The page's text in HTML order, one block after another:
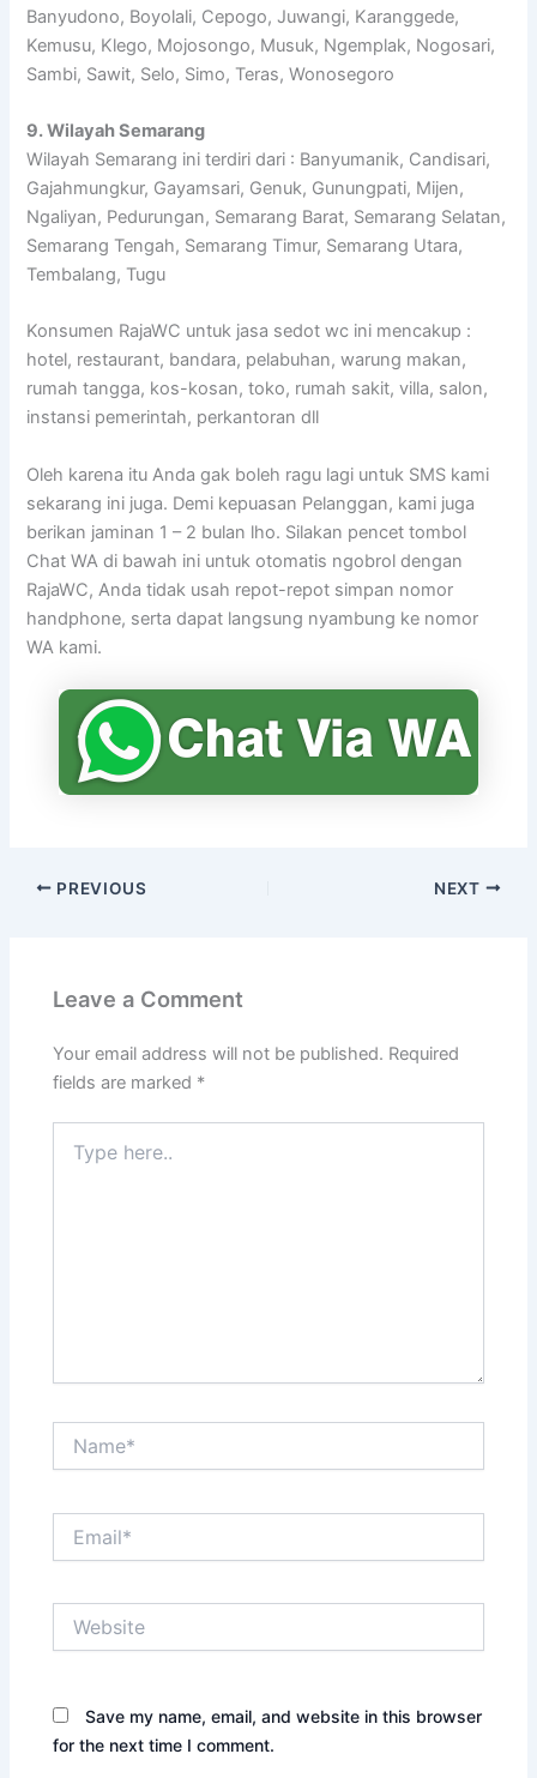
Banyudono, Boyolali, Cepogo, Juwangi, Karanggede,
Kemusu, Klego, Mojosongo, Musuk, Ngemplak, Nogosari,
Sambi, Sawit, Selo, Simo, Teras, Wonosegoro
9. Wilayah Semarang
Wilayah Semarang ini terdiri dari : Banyumanik, Candisari,
Gajahmungkur, Gayamsari, Genuk, Gunungpati, Mijen,
Ngaliyan, Pedurungan, Semarang Barat, Semarang Selatan,
Semarang Tengah, Semarang Timur, Semarang Utara,
Tembalang, Tugu
Konsumen RajaWC untuk jasa sedot wc ini mencakup :
hotel, restaurant, bandara, pelabuhan, warung makan,
rumah tangga, kos-kosan, toko, rumah sakit, villa, salon,
instansi pemerintah, perkantoran dll
Oleh karena itu Anda gak boleh ragu lagi untuk SMS kami
sekarang ini juga. Demi kepuasan Pelanggan, kami juga
berikan jaminan 1 – 2 bulan lho. Silakan pencet tombol
Chat WA di bawah ini untuk otomatis ngobrol dengan
RajaWC, Anda tidak usah repot-repot simpan nomor
handphone, serta dapat langsung nyambung ke nomor
WA kami.
PREVIOUS NEXT
Leave a Comment
Your email address will not be published. Required
fields are marked *
here..
Save my name, email, and website in this browser
for the next time I comment.